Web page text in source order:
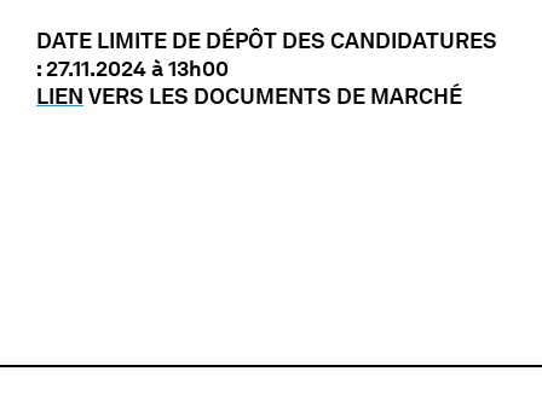
DATE LIMITE DE DÉPÔT DES CANDIDATURES
: 27.11.2024 à 13h00
LIEN VERS LES DOCUMENTS DE MARCHÉ